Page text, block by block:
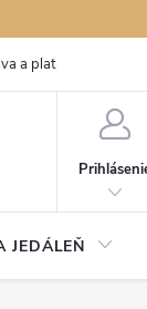
a platby
JEDÁLEŇ